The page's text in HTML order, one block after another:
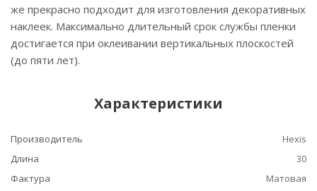
же прекрасно подходит для изготовления декоративных
наклеек. Максимально длительный срок службы пленки
достигается при оклеивании вертикальных плоскостей
(до пяти лет).
Характеристики
Производитель
Hexis
Длина
30
Фактура
Матовая